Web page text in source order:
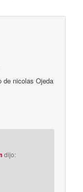
de nicolas Ojeda
dijo: